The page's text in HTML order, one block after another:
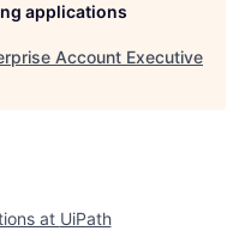
applications
Account Executive
at UiPath